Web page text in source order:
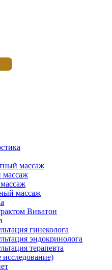
массаж
массаж
массаж
Виватон
гинеколога
эндокринолога
терапевта
исследование)